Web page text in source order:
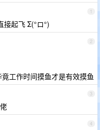
1
接起飞 Σ(°ロ°)
2
工作时间摸鱼才是有效摸鱼
3
4